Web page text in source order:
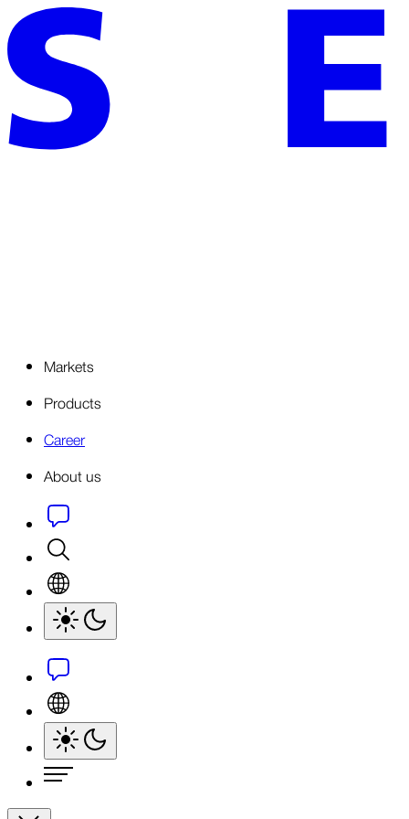
Markets
Products
Career
About us